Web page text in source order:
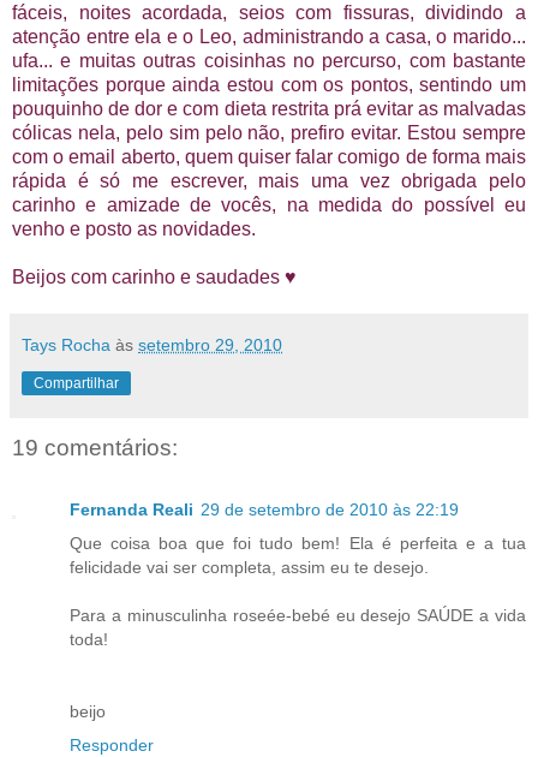
fáceis, noites acordada, seios com fissuras, dividindo a
atenção entre ela e o Leo, administrando a casa, o marido...
ufa... e muitas outras coisinhas no percurso, com bastante
limitações porque ainda estou com os pontos, sentindo um
pouquinho de dor e com dieta restrita prá evitar as malvadas
cólicas nela, pelo sim pelo não, prefiro evitar. Estou sempre
com o email aberto, quem quiser falar comigo de forma mais
rápida é só me escrever, mais uma vez obrigada pelo
carinho e amizade de vocês, na medida do possível eu
venho e posto as novidades.
Beijos com carinho e saudades ♥
Tays Rocha às setembro 29, 2010
Compartilhar
19 comentários:
Fernanda Reali 29 de setembro de 2010 às 22:19
Que coisa boa que foi tudo bem! Ela é perfeita e a tua
felicidade vai ser completa, assim eu te desejo.
Para a minusculinha roseée-bebé eu desejo SAÚDE a vida
toda!
beijo
Responder